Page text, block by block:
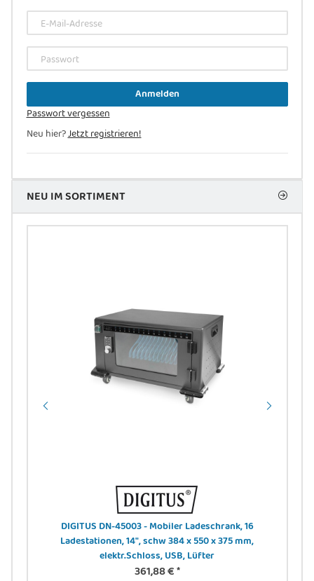
E-Mail-Adresse
Passwort
Anmelden
Passwort vergessen
Neu hier?Jetzt registrieren!
NEU IM SORTIMENT
DIGITUS DN-45003 - Mobiler Ladeschrank, 16
Ladestationen, 14", schw 384 x 550 x 375 mm,
elektr.Schloss, USB, Lüfter
361,88 €*